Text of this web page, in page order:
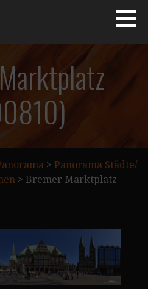
> Panorama Städte/
> Bremer Marktplatz